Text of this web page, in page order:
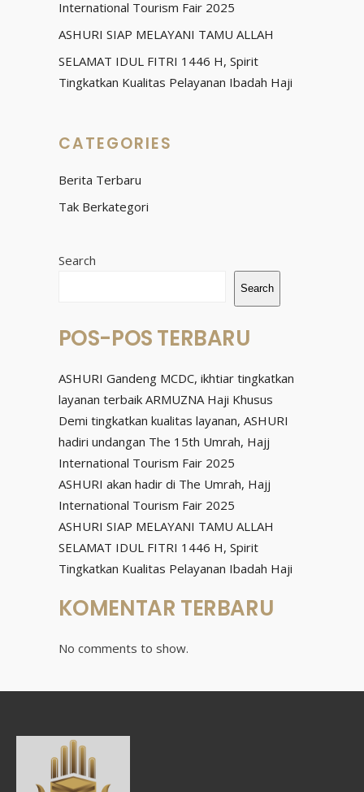
International Tourism Fair 2025
ASHURI SIAP MELAYANI TAMU ALLAH
SELAMAT IDUL FITRI 1446 H, Spirit
Tingkatkan Kualitas Pelayanan Ibadah Haji
CATEGORIES
Berita Terbaru
Tak Berkategori
Search
Search
POS-POS TERBARU
ASHURI Gandeng MCDC, ikhtiar tingkatkan
layanan terbaik ARMUZNA Haji Khusus
Demi tingkatkan kualitas layanan, ASHURI
hadiri undangan The 15th Umrah, Hajj
International Tourism Fair 2025
ASHURI akan hadir di The Umrah, Hajj
International Tourism Fair 2025
ASHURI SIAP MELAYANI TAMU ALLAH
SELAMAT IDUL FITRI 1446 H, Spirit
Tingkatkan Kualitas Pelayanan Ibadah Haji
KOMENTAR TERBARU
No comments to show.